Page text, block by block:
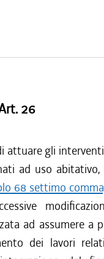
26
attuare gli
ad uso
68 settimo
ad assumere a
dei lavori